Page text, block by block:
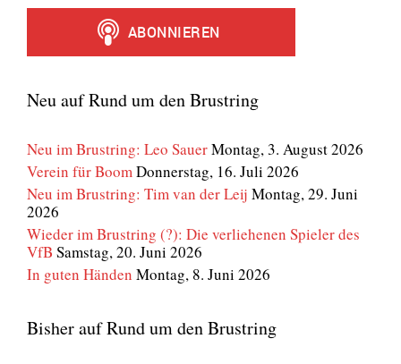
Neu auf Rund um den Brustring
Neu im Brustring: Leo SauerMontag, 3. August 2026
Verein für BoomDonnerstag, 16. Juli 2026
Neu im Brustring: Tim van der Leij Montag, 29. Juni
2026
Wieder im Brustring (?): Die verliehenen Spieler des
VfB Samstag, 20. Juni 2026
In guten Händen Montag, 8. Juni 2026
Bisher auf Rund um den Brustring